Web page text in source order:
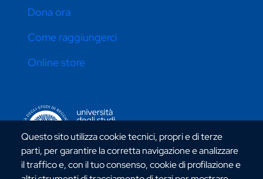
Questo sito utilizza cookie tecnici, propri e di terze
parti, per garantire la corretta navigazione e analizzare
il traffico e, con il tuo consenso, cookie di profilazione e
CONTATTI ATENEO
Dona ora
Come raggiungerci
Online store